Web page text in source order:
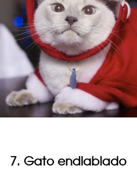
7. Gato endiablado